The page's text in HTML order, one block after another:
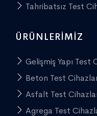
Tahribatsız Test
ÜRÜNLERIMIZ
Gelişmiş Yapı Test
Beton Test
Asfalt Test
Agrega Test